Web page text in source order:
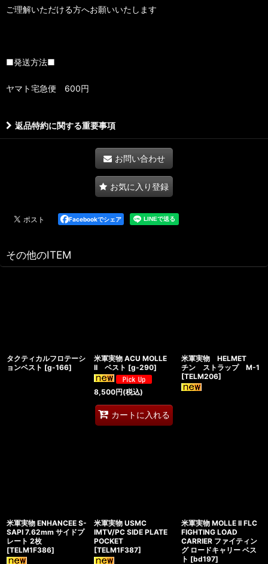
ご理解いただける方へお願いいたします
■発送方法■
ヤマト宅急便 600円
返品特約に関する重要事項
お問い合わせ
お気に入り登録
Facebookでシェア
その他のITEM
タクティカルフロテーシ
ョンベスト [g-166]
米軍実物 ACU MOLLE
II ベスト [g-290]
8,500円(税込)
カートに入れる
米軍実物 HELMET
チン ストラップ M-1
[TELM206]
米軍実物 ENHANCEE S-
SAPI 7.62mm サイドプ
レート 2枚
[TELM1F386]
米軍実物 USMC
IMTV/PC SIDE PLATE
POCKET
[TELM1F387]
米軍実物 MOLLE II FLC
FIGHTING LOAD
CARRIER ファイティン
グ ロードキャリー ベス
ト [bd197]